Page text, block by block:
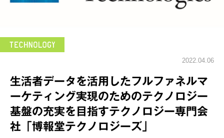
2022.04.06
生活者データを活用したフルファネルマ
ーケティング実現のためのテクノロジー
基盤の充実を目指すテクノロジー専門会
社「博報堂テクノロジーズ」